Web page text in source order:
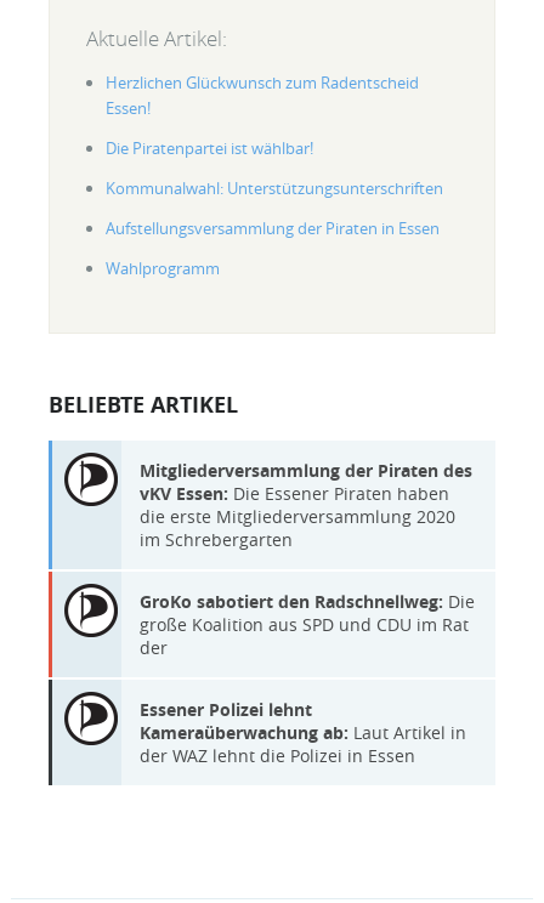
Aktuelle Artikel:
Herzlichen Glückwunsch zum Radentscheid
Essen!
Die Piratenpartei ist wählbar!
Kommunalwahl: Unterstützungsunterschriften
Aufstellungsversammlung der Piraten in Essen
Wahlprogramm
BELIEBTE ARTIKEL
Mitgliederversammlung der Piraten des
vKV Essen: Die Essener Piraten haben
die erste Mitgliederversammlung 2020
im Schrebergarten
GroKo sabotiert den Radschnellweg: Die
große Koalition aus SPD und CDU im Rat
der
Essener Polizei lehnt
Kameraüberwachung ab: Laut Artikel in
der WAZ lehnt die Polizei in Essen